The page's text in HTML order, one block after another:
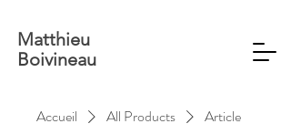
Matthieu
Boivineau
Accueil All Products Article